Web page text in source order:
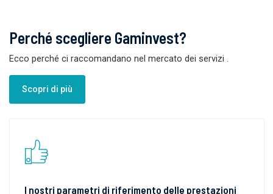
Perché scegliere Gaminvest?
Ecco perché ci raccomandano nel mercato dei servizi
Scopri di più
I nostri parametri di riferimento delle prestazioni